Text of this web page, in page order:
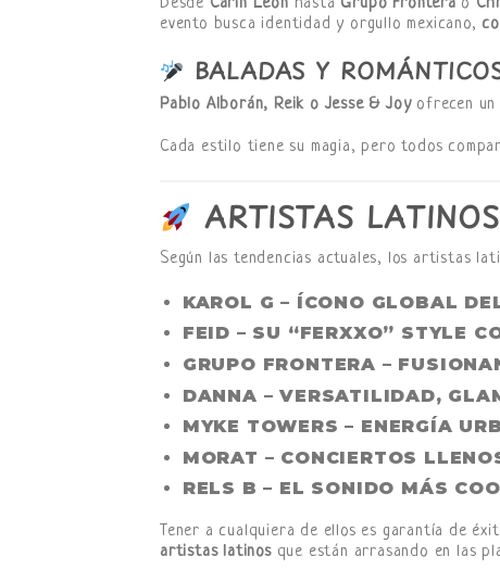
evento busca identidad y orgullo mexicano,
BALADAS Y
Pablo Alborán, Reik o Jesse & Joyofrecen un
Cada estilo tiene su magia, pero todos
ARTISTAS
Según las tendencias actuales, los artistas
KAROL G – ÍCONO GLOBAL
FEID – SU “FERXXO” STYLE
GRUPO FRONTERA –
DANNA – VERSATILIDAD,
MYKE TOWERS – ENERGÍA
MORAT – CONCIERTOS
RELS B – EL SONIDO MÁS
Tener a cualquiera de ellos es garantía de
artistas latinosque están arrasando en las